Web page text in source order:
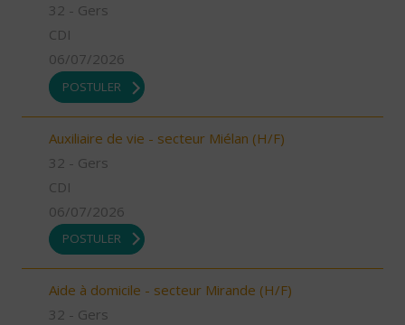
32 - Gers
CDI
06/07/2026
POSTULER
Auxiliaire de vie - secteur Miélan (H/F)
32 - Gers
CDI
06/07/2026
POSTULER
Aide à domicile - secteur Mirande (H/F)
32 - Gers